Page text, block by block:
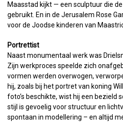
Maasstad kijkt — een sculptuur die
gebruikt. En in de Jerusalem Rose
voor de Joodse kinderen van
Portrettist
Naast monumentaal werk was
Zijn werkproces speelde zich
vormen werden overwogen,
hij, zoals bij het portret van koning
foto’s beschikte, wist hij een bezield
stijl is gevoelig voor structuur en
spontaan in modellering – en altijd